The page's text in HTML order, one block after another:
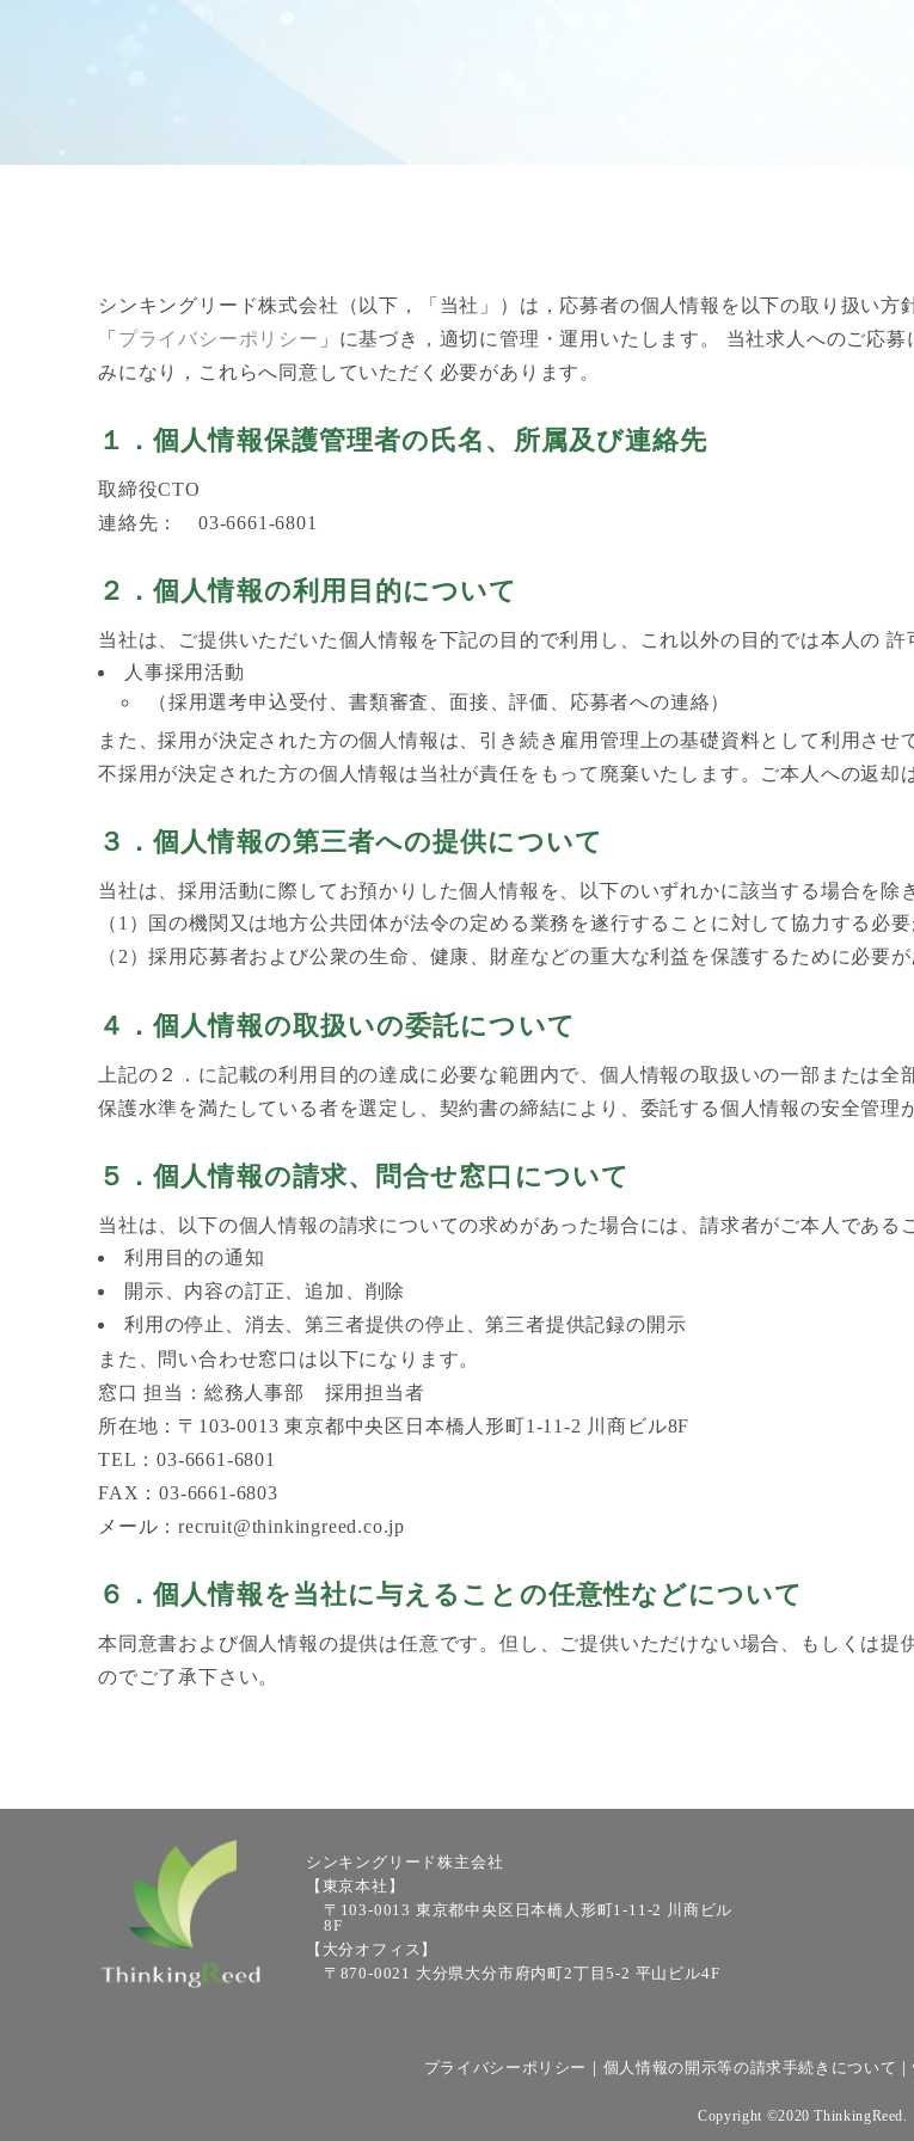
シンキングリード株式会社（以下，「当社」）は，応募者の個人情報を以下の取り扱い
「 プライバシーポリシー 」に基づき，適切に管理・運用いたします。 当社求人へのご応募
みになり，これらへ同意していただく必要があります。
１．個人情報保護管理者の氏名、所属及び連絡先
取締役CTO
連絡先： 03-6661-6801
２．個人情報の利用目的について
当社は、ご提供いただいた個人情報を下記の目的で利用し、これ以外の目的では本人の 許
人事採用活動
（採用選考申込受付、書類審査、面接、評価、応募者への連絡）
また、採用が決定された方の個人情報は、引き続き雇用管理上の基礎資料として利用させ
不採用が決定された方の個人情報は当社が責任をもって廃棄いたします。ご本人への返却
３．個人情報の第三者への提供について
当社は、採用活動に際してお預かりした個人情報を、以下のいずれかに該当する場合を除
（1）国の機関又は地方公共団体が法令の定める業務を遂行することに対して協力する必要
（2）採用応募者および公衆の生命、健康、財産などの重大な利益を保護するために必要が
４．個人情報の取扱いの委託について
上記の２．に記載の利用目的の達成に必要な範囲内で、個人情報の取扱いの一部または
保護水準を満たしている者を選定し、契約書の締結により、委託する個人情報の安全管理
５．個人情報の請求、問合せ窓口について
当社は、以下の個人情報の請求についての求めがあった場合には、請求者がご本人である
利用目的の通知
開示、内容の訂正、追加、削除
利用の停止、消去、第三者提供の停止、第三者提供記録の開示
また、問い合わせ窓口は以下になります。
窓口 担当：総務人事部 採用担当者
所在地：〒103-0013 東京都中央区日本橋人形町1-11-2 川商ビル8F
TEL：03-6661-6801
FAX：03-6661-6803
メール：recruit@thinkingreed.co.jp
６．個人情報を当社に与えることの任意性などについて
本同意書および個人情報の提供は任意です。但し、ご提供いただけない場合、もしくは
のでご了承下さい。
シンキングリード株主会社
【東京本社】
〒103-0013 東京都中央区日本橋人形町1-11-2 川商ビル
8F
【大分オフィス】
〒870-0021 大分県大分市府内町2丁目5-2 平山ビル4F
プライバシーポリシー ｜ 個人情報の開示等の請求手続きについて ｜
Copyright ©2020 ThinkingReed.